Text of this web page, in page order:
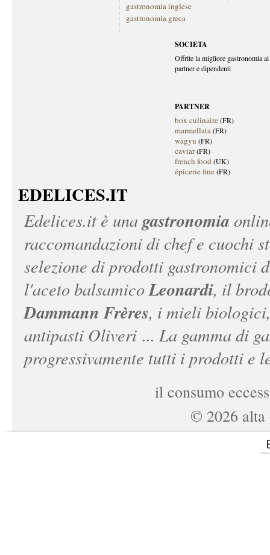
gastronomia inglese
gastronomia greca
SOCIETA
Offrite la migliore gastronomia
partner e dipendenti
PARTNER
box culinaire(FR)
marmellata(FR)
wagyu (FR)
caviar(FR)
french food (UK)
épicerie fine(FR)
EDELICES.IT
Edelices.itè una gastronomia
raccomandazioni di chef e cuochi
selezione di prodotti gastronomici
l'aceto balsamicoLeonardi, il
Dammann Frères, i mieli
antipasti Oliveri ... La gamma di
progressivamente tutti i prodotti e
il consumo
© 2026